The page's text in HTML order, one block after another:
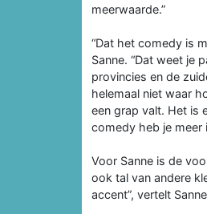
meerwaarde.”
“Dat het comedy is
Sanne. “Dat weet je
provincies en de
helemaal niet waar
een grap valt. Het is
comedy heb je meer
Voor Sanne is de
ook tal van andere
accent”, vertelt